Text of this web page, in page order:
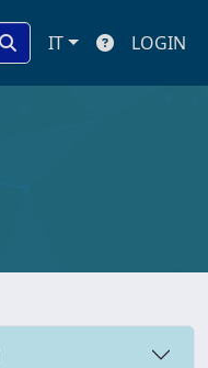
IT LOGIN